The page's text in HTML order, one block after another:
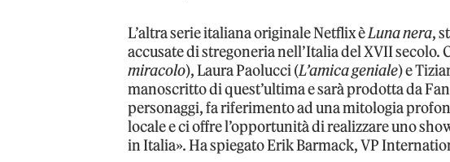
L’altra serie italiana originale Netflix èLuna nera,
accusate di stregoneria nell’Italia del XVII secolo.
miracolo), Laura Paolucci (L’amica geniale) e
manoscritto di quest’ultima e sarà prodotta da
personaggi, fa riferimento ad una mitologia
locale e ci offre l’opportunità di realizzare uno
in Italia». Ha spiegato Erik Barmack, VP